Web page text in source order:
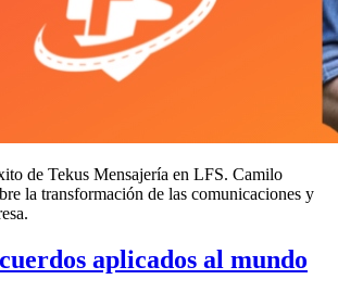
de Tekus Mensajería en LFS. Camilo
la transformación de las comunicaciones y
aplicados al mundo